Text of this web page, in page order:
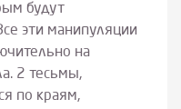
будут
эти манипуляции
на
2 тесьмы,
по краям,